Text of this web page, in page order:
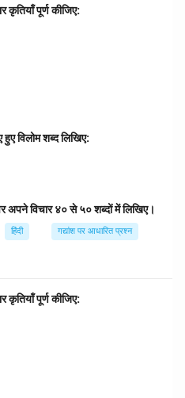
कृतियाँ पूर्ण कीजिए:
विलोम शब्द लिखिए:
अपने विचार ४० से ५० शब्दों में लिखिए।
हिंदी गद्यांश पर आधारित प्रश्न
कृतियाँ पूर्ण कीजिए: